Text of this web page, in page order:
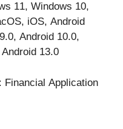
11, Windows 10,
iOS, Android
Android 10.0,
13.0
Financial Application